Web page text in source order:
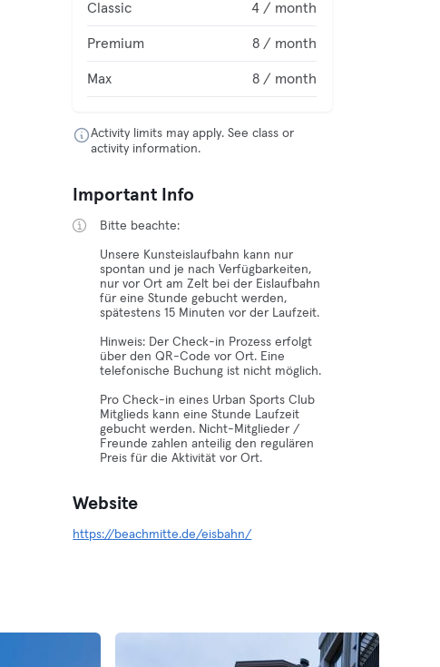
Classic 4 / month
Premium 8 / month
Max 8 / month
Activity limits may apply. See class or
activity information.
Important Info
Bitte beachte:
Unsere Kunsteislaufbahn kann nur
spontan und je nach Verfügbarkeiten,
nur vor Ort am Zelt bei der Eislaufbahn
für eine Stunde gebucht werden,
spätestens 15 Minuten vor der Laufzeit.
Hinweis: Der Check-in Prozess erfolgt
über den QR-Code vor Ort. Eine
telefonische Buchung ist nicht möglich.
Pro Check-in eines Urban Sports Club
Mitglieds kann eine Stunde Laufzeit
gebucht werden. Nicht-Mitglieder /
Freunde zahlen anteilig den regulären
Preis für die Aktivität vor Ort.
Website
https://beachmitte.de/eisbahn/